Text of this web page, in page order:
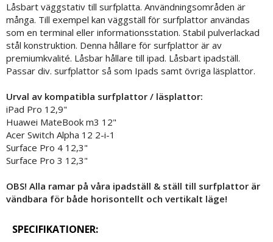
Låsbart väggstativ till surfplatta. Användningsområden är
många. Till exempel kan väggställ för surfplattor användas
som en terminal eller informationsstation. Stabil pulverlackad
stål konstruktion. Denna hållare för surfplattor är av
premiumkvalité. Låsbar hållare till ipad. Låsbart ipadställ.
Passar div. surfplattor så som Ipads samt övriga läsplattor.
Urval av kompatibla surfplattor / läsplattor:
iPad Pro 12,9"
Huawei MateBook m3 12"
Acer Switch Alpha 12 2-i-1
Surface Pro 4 12,3"
Surface Pro 3 12,3"
OBS! Alla ramar på våra ipadställ & ställ till surfplattor är
vändbara för både horisontellt och vertikalt läge!
SPECIFIKATIONER: